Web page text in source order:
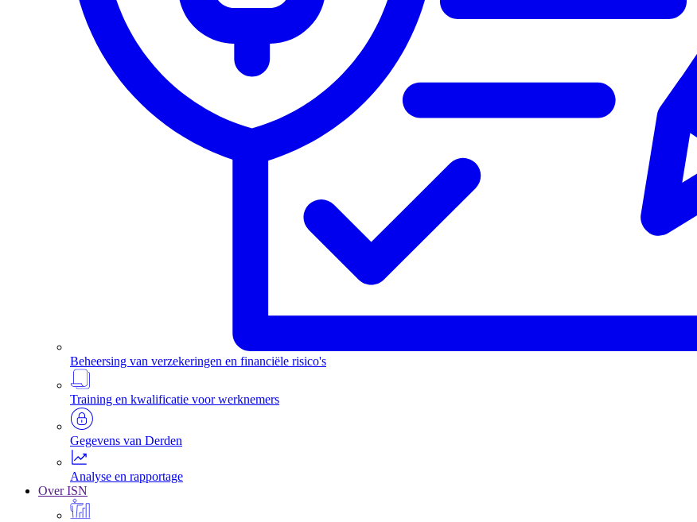
Beheersing van verzekeringen en financiële risico's
Training en kwalificatie voor werknemers
Gegevens van Derden
Analyse en rapportage
Over ISN